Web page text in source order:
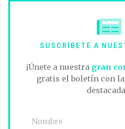
SUSCRÍBETE A
¡Únete a nuestra gran
gratis el boletín con